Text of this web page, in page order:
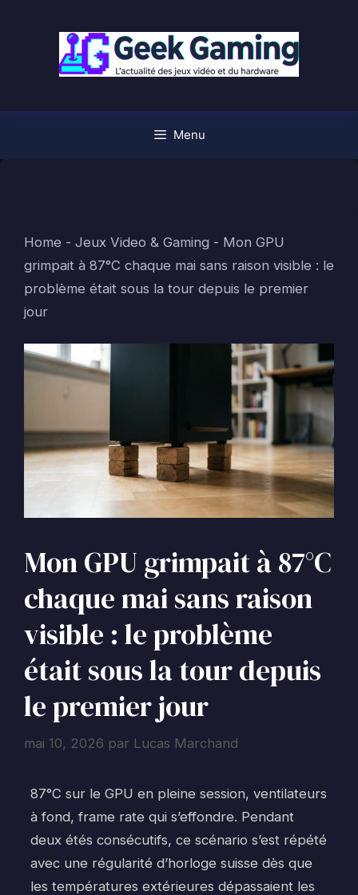
Menu
Home - Jeux Video & Gaming - Mon GPU
grimpait à 87°C chaque mai sans raison visible : le
problème était sous la tour depuis le premier
jour
Mon GPU grimpait à 87°C
chaque mai sans raison
visible : le problème
était sous la tour depuis
le premier jour
mai 10, 2026 par Lucas Marchand
87°C sur le GPU en pleine session, ventilateurs
à fond, frame rate qui s’effondre. Pendant
deux étés consécutifs, ce scénario s’est répété
avec une régularité d’horloge suisse dès que
les températures extérieures dépassaient les